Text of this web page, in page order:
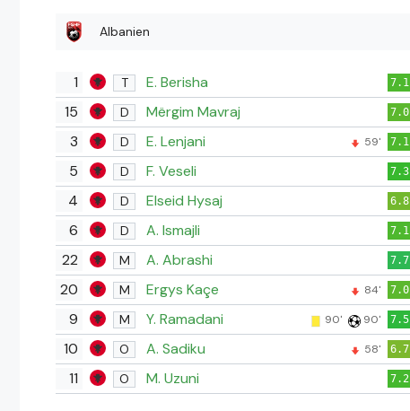
Albanien
1 T E. Berisha 7.1
15 D Mërgim Mavraj 7.0
3 D E. Lenjani 59' 7.1
5 D F. Veseli 7.3
4 D Elseid Hysaj 6.8
6 D A. Ismajli 7.1
22 M A. Abrashi 7.7
20 M Ergys Kaçe 84' 7.0
9 M Y. Ramadani 90' 90' 7.5
10 O A. Sadiku 58' 6.7
11 O M. Uzuni 7.2